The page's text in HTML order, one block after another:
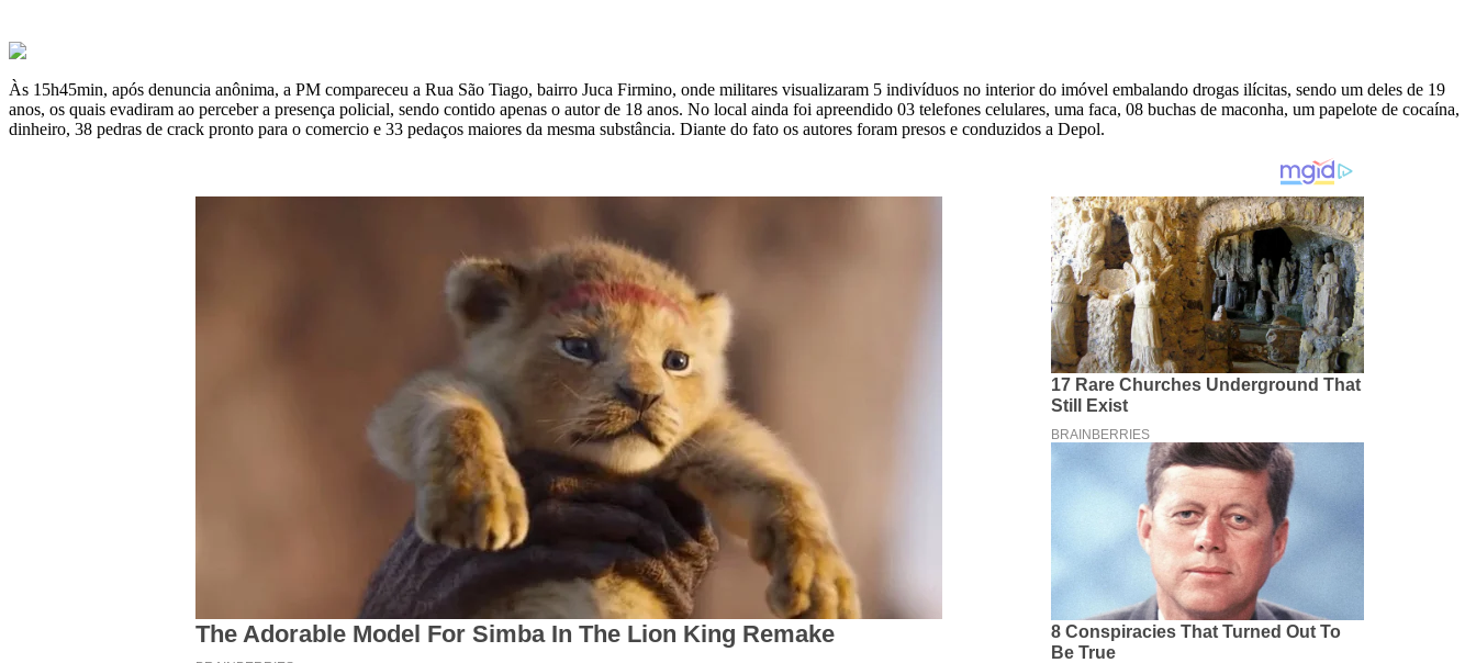
Às 15h45min, após denuncia anônima, a PM compareceu a Rua São Tiago, bairro Juca Firmino, onde militares visualizaram 5 indivíduos no interior do imóvel embalando drogas ilícitas, sendo um deles de 19
anos, os quais evadiram ao perceber a presença policial, sendo contido apenas o autor de 18 anos. No local ainda foi apreendido 03 telefones celulares, uma faca, 08 buchas de maconha, um papelote de cocaína,
dinheiro, 38 pedras de crack pronto para o comercio e 33 pedaços maiores da mesma substância. Diante do fato os autores foram presos e conduzidos a Depol.